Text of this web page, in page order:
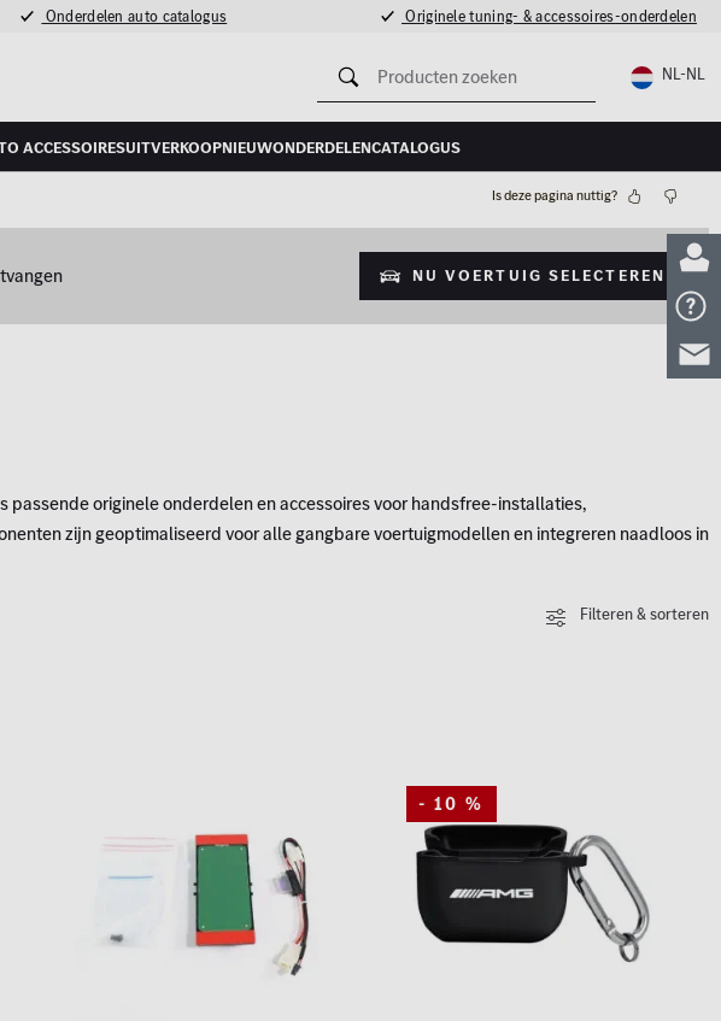
Onderdelen auto catalogus Originele tuning- & accessoires-onderdelen
NL-NL
accessoiresUitverkoopNieuwOnderdelencatalogus
Is deze pagina nuttig?
Nu voertuig selecteren
Filteren & sorteren
originele onderdelen en accessoires voor handsfree-installaties,
zijn geoptimaliseerd voor alle gangbare voertuigmodellen en integreren naadloos in
- 10 %